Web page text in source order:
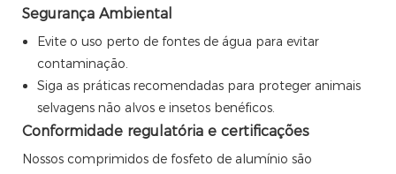
Segurança Ambiental
Evite o uso perto de fontes de água para evitar
contaminação.
Siga as práticas recomendadas para proteger animais
selvagens não alvos e insetos benéficos.
Conformidade regulatória e certificações
Nossos comprimidos de fosfeto de alumínio são